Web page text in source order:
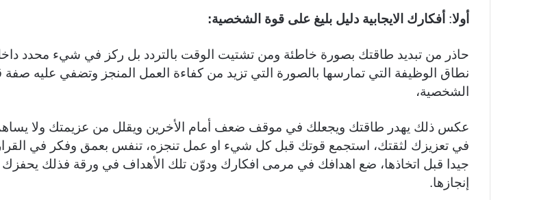
أولا: أفكارك الايجابية دليل بليغ على قوة الشخصية:
حاذر من تبديد طاقتك بصورة خاطئة ومن تشتيت الوقت بالتردد بل ركز في شيء محدد
نطاق الوظيفة التي تمارسها بالصورة التي تزيد من كفاءة العمل المنجز وتضفي عليه صفة
الشخصية،
عكس ذلك يهدر طاقتك ويجعلك في موقف ضعف أمام الأخرين ويقلل من عزيمتك ولا
في تعزيزك لثقتك، استجمع قوتك قبل كل شيء او عمل تنجزه، تنفس بعمق وفكر في
جيدا قبل اتخاذها، ضع اهدافك في مرمى افكارك ودوّن تلك الأهداف في ورقة فذلك
إنجازها.